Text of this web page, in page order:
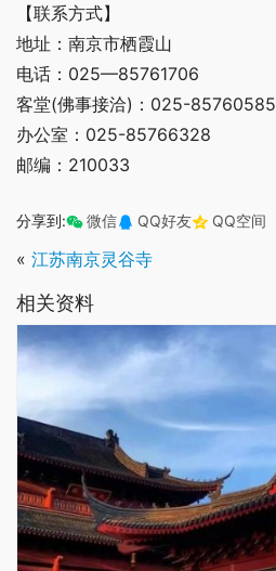
【联系方式】
地址：南京市栖霞山
电话：025—85761706
客堂(佛事接洽)：025-85760585
办公室：025-85766328
邮编：210033
分享到: 微信 QQ好友 QQ空间
« 江苏南京灵谷寺
相关资料